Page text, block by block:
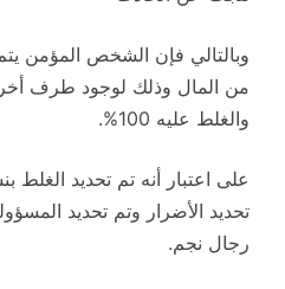
وبالتالي فإن الشخص المؤمن
من المال وذلك لوجود طرف
والغلط عليه 100%.
تحديد الأضرار وتم تحديد
رجال نجم.